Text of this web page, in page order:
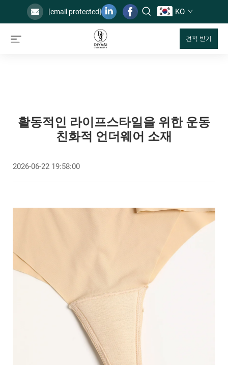
[email protected] KO
견적 받기
활동적인 라이프스타일을 위한 운동
친화적 언더웨어 소재
2026-06-22 19:58:00